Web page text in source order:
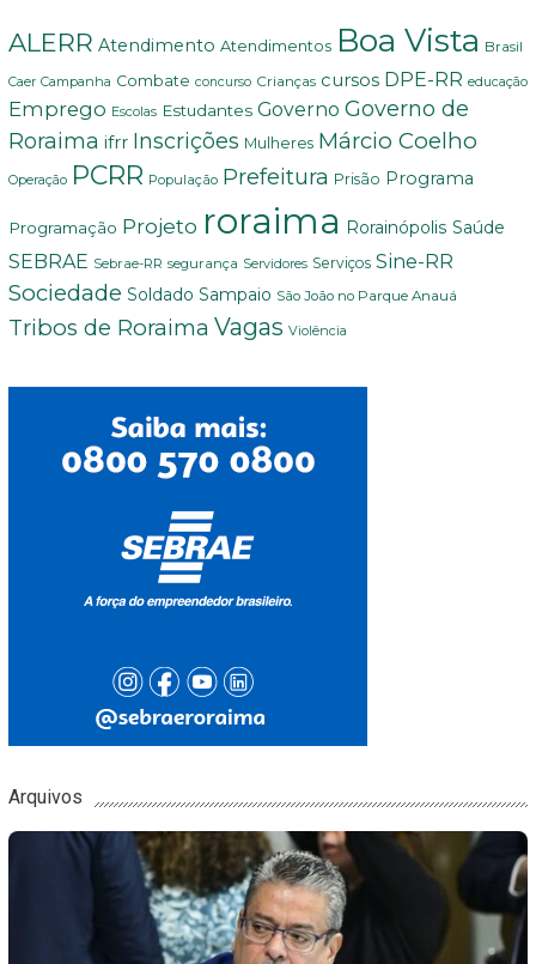
ALERR Atendimento Atendimentos Boa Vista Brasil
Caer Campanha Combate concurso Crianças cursos DPE-RR educação
Emprego Escolas Estudantes Governo Governo de
Roraima ifrr Inscrições Mulheres Márcio Coelho
Operação PCRR População Prefeitura Prisão Programa
Programação Projeto roraima Rorainópolis Saúde
SEBRAE Sebrae-RR segurança Servidores Serviços Sine-RR
Sociedade Soldado Sampaio São João no Parque Anauá
Tribos de Roraima Vagas Violência
Arquivos